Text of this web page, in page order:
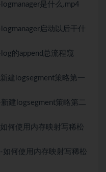
是什么.mp4
启动以后干什
的append总流程窥
建logsegment策略第一
建logsegment策略第二
何使用内存映射写稀松
何使用内存映射写稀松